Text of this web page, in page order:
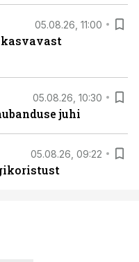
05.08.26, 11:00
05.08.26, 10:30
juhi
05.08.26, 09:22